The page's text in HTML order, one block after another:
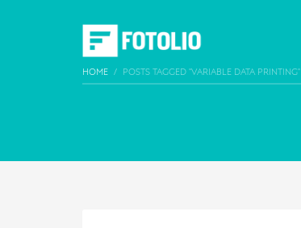
HOME POSTS TAGGED "VARIABLE DATA PRINTING"